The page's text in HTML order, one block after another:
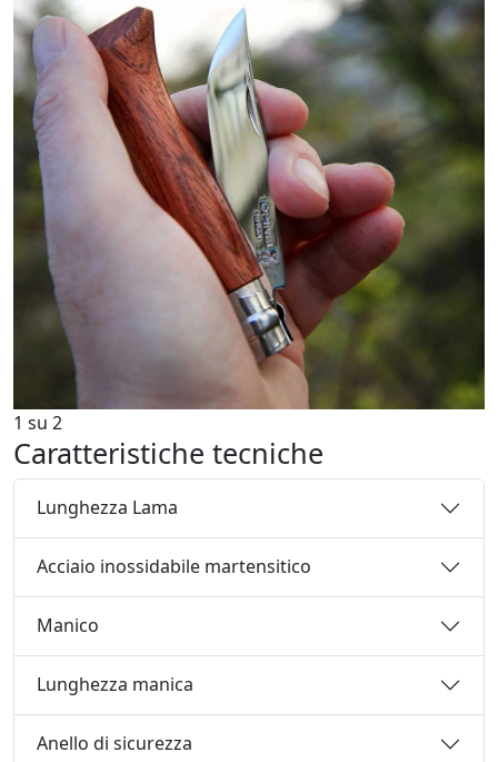
1 su 2
Caratteristiche tecniche
Lunghezza Lama
Acciaio inossidabile martensitico
Manico
Lunghezza manica
Anello di sicurezza